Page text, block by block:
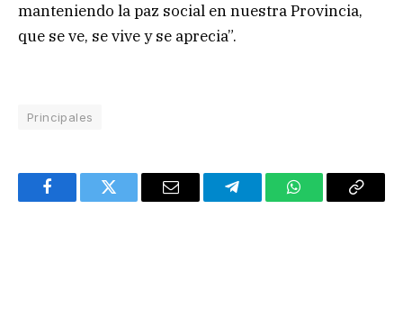
manteniendo la paz social en nuestra Provincia,
que se ve, se vive y se aprecia”.
Principales
FacebookTwitter Email TelegramWhatsAppCopy